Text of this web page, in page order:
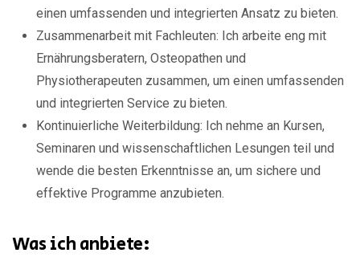
einen umfassenden und integrierten Ansatz zu bieten.
Zusammenarbeit mit Fachleuten: Ich arbeite eng mit
Ernährungsberatern, Osteopathen und
Physiotherapeuten zusammen, um einen umfassenden
und integrierten Service zu bieten.
Kontinuierliche Weiterbildung: Ich nehme an Kursen,
Seminaren und wissenschaftlichen Lesungen teil und
wende die besten Erkenntnisse an, um sichere und
effektive Programme anzubieten.
Was ich anbiete: